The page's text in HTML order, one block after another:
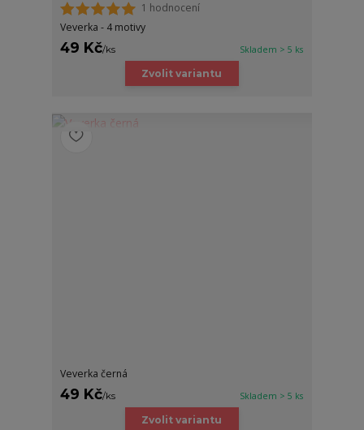
1 hodnocení
Veverka - 4 motivy
49 Kč/ks Skladem > 5 ks
Zvolit variantu
Veverka černá
49 Kč/ks Skladem > 5 ks
Zvolit variantu